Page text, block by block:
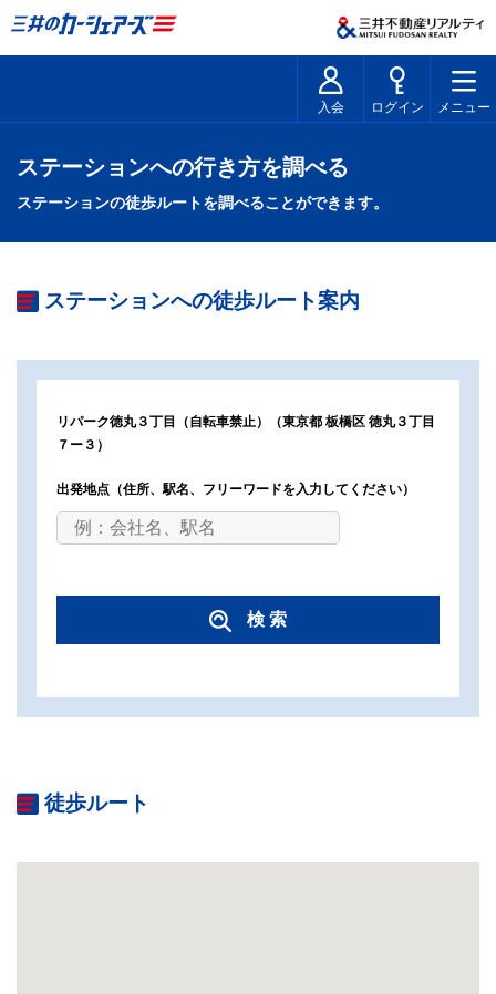
入会 ログイン メニュー
ステーションへの行き方を調べる
ステーションの徒歩ルートを調べることができます。
ステーションへの徒歩ルート案内
リパーク徳丸３丁目（自転車禁止） （東京都 板橋区 徳丸３丁目
７ー３ ）
出発地点 （住所、駅名、フリーワードを入力してください）
検 索
徒歩ルート